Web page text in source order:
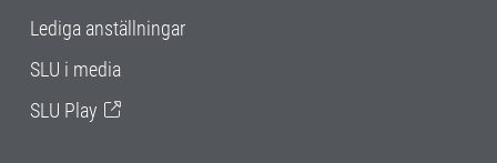
Lediga anställningar
SLU i media
SLU Play